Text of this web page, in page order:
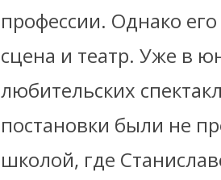
профессии. Однако
сцена и театр. Уже в
любительских
постановки были не
школой, где